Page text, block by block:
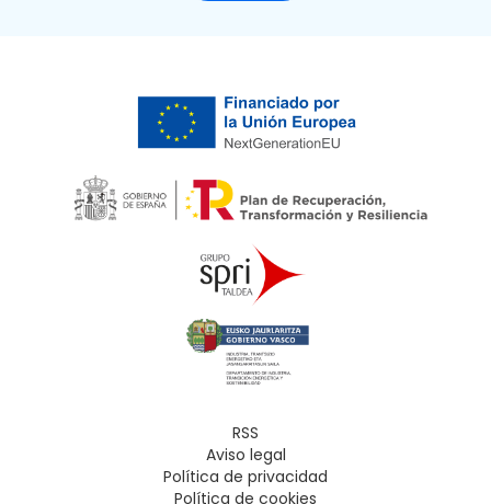
RSS
Aviso legal
Política de privacidad
Política de cookies